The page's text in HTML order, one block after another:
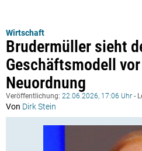
Wirtschaft
Brudermüller sieht
Geschäftsmodell
Neuordnung
Veröffentlichung: 22.06.2026, 17:06 Uhr -
Von Dirk Stein